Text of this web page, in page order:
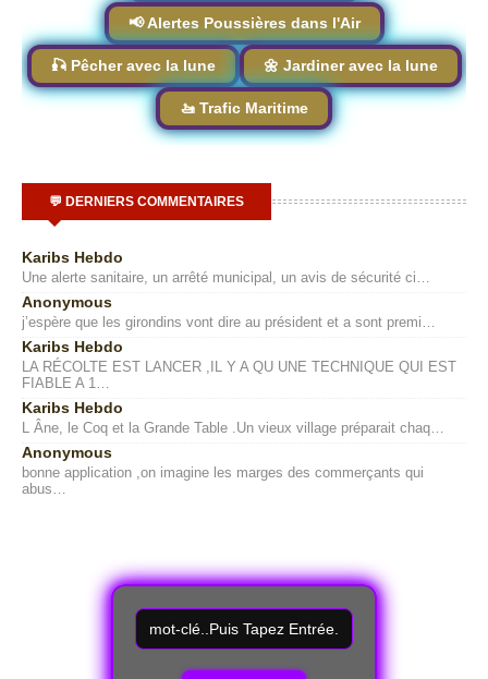
📢 Alertes Poussières dans l'Air
🎣 Pêcher avec la lune 🌼 Jardiner avec la lune
🚤 Trafic Maritime
💬 DERNIERS COMMENTAIRES
Karibs Hebdo
Une alerte sanitaire, un arrêté municipal, un avis de sécurité ci…
Anonymous
j’espère que les girondins vont dire au président et a sont premi…
Karibs Hebdo
LA RÉCOLTE EST LANCER ,IL Y A QU UNE TECHNIQUE QUI EST
FIABLE A 1…
Karibs Hebdo
L Âne, le Coq et la Grande Table .Un vieux village préparait chaq…
Anonymous
bonne application ,on imagine les marges des commerçants qui
abus…
R
e